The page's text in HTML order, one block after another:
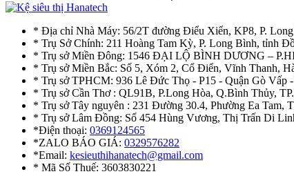
* Địa chỉ Nhà Máy: 56/2T đường Điểu Xiển, KP8, P.
* Trụ Sở Chính: 211 Hoàng Tam Kỳ, P. Long Bình, tỉnh
* Trụ sở Miền Đông: 1546 ĐẠI LỘ BÌNH DƯƠNG –
* Trụ sở Miền Bắc: Số 5, Xóm 2, Cổ Điển, Vĩnh Thanh,
* Trụ sở TPHCM: 936 Lê Đức Thọ - P15 - Quận Gò Vấp
* Trụ sở Cần Thơ : QL91B, P.Long Hòa, Q.Bình Thủy,
* Trụ sở Tây nguyên : 231 Đường 30.4, Phường Ea Tam,
* Trụ sở Lâm Đồng: Số 454 Hùng Vương, Thị Trấn Di
*Điện thoại: 0369124565
*ZALO BÁO GIÁ: 0329576282
*Email: kesieuthihanatech@gmail.com
* Mã Số Thuế: 3603830221